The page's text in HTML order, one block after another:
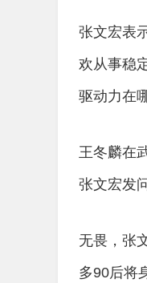
张文宏表
欢从事稳
驱动力在
王冬麟在
张文宏发
无畏，张
多90后将